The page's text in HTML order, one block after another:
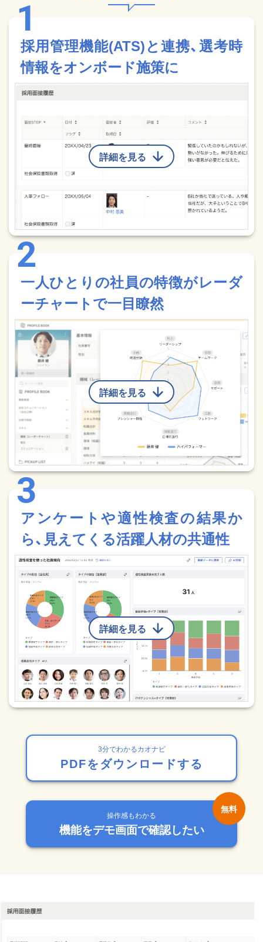
採用管理機能(ATS)と連携、選考時
情報をオンボード施策に
詳細を見る
一人ひとりの社員の特徴がレーダ
ーチャートで一目瞭然
詳細を見る
アンケートや適性検査の結果か
ら、見えてくる活躍人材の共通性
詳細を見る
3分でわかるカオナビ
PDFをダウンロードする
操作感もわかる
機能をデモ画面で確認したい